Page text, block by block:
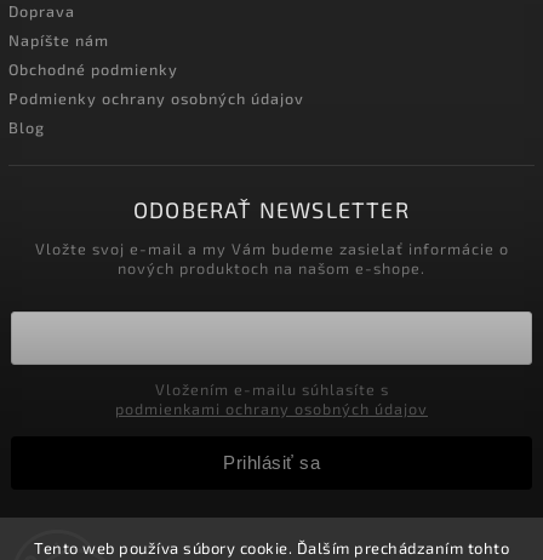
Tento web používa súbory cookie. Ďalším prechádzaním tohto
Doprava
Napíšte nám
Obchodné podmienky
Podmienky ochrany osobných údajov
Blog
ODOBERAŤ NEWSLETTER
Vložte svoj e-mail a my Vám budeme zasielať informácie o
nových produktoch na našom e-shope.
podmienkami ochrany osobných údajov
Prihlásiť sa
Copyright 2026 Velkoobchod-salony.sk. Všetky práva